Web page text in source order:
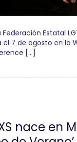
Estatal
el 7 de agosto en la
[…]
nace en